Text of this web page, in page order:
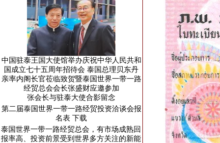
中国驻泰王国大使馆举办庆祝中华人民共和
国成立七十五周年招待会 泰国总理贝东丹
亲率内阁长官莅临致贺暨泰国世界一带一路
经贸总会会长张盛财应邀参加
张会长与驻泰大使合影留念
第二届泰国世界一带一路经贸投资洽谈会报
名表 下载
泰国世界一带一路经贸总会，有市场成熟回
报率高、投资前景受到世界多方关注的新能